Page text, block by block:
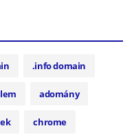
.info domain
adomány
chrome